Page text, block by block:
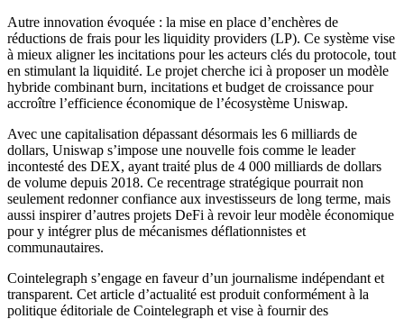
Autre innovation évoquée : la mise en place d’enchères de
réductions de frais pour les liquidity providers (LP). Ce système vise
à mieux aligner les incitations pour les acteurs clés du protocole, tout
en stimulant la liquidité. Le projet cherche ici à proposer un modèle
hybride combinant burn, incitations et budget de croissance pour
accroître l’efficience économique de l’écosystème Uniswap.
Avec une capitalisation dépassant désormais les 6 milliards de
dollars, Uniswap s’impose une nouvelle fois comme le leader
incontesté des DEX, ayant traité plus de 4 000 milliards de dollars
de volume depuis 2018. Ce recentrage stratégique pourrait non
seulement redonner confiance aux investisseurs de long terme, mais
aussi inspirer d’autres projets DeFi à revoir leur modèle économique
pour y intégrer plus de mécanismes déflationnistes et
communautaires.
Cointelegraph s’engage en faveur d’un journalisme indépendant et
transparent. Cet article d’actualité est produit conformément à la
politique éditoriale de Cointelegraph et vise à fournir des